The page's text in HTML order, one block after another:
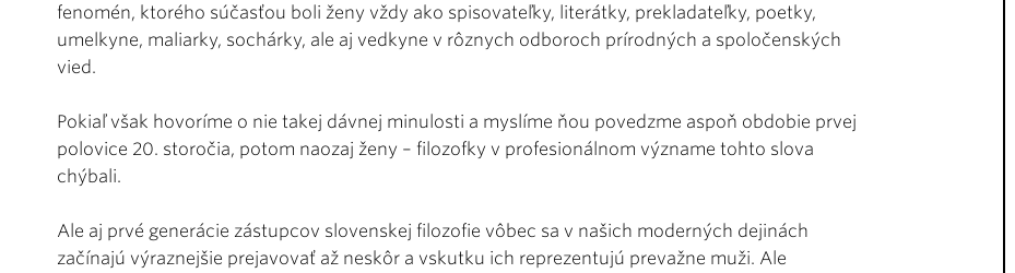
fenomén, ktorého súčasťou boli ženy vždy ako spisovateľky, literátky, prekladateľky, poetky,
umelkyne, maliarky, sochárky, ale aj vedkyne v rôznych odboroch prírodných a spoločenských
vied.
Pokiaľ však hovoríme o nie takej dávnej minulosti a myslíme ňou povedzme aspoň obdobie prvej
polovice 20. storočia, potom naozaj ženy – filozofky v profesionálnom význame tohto slova
chýbali.
Ale aj prvé generácie zástupcov slovenskej filozofie vôbec sa v našich moderných dejinách
začínajú výraznejšie prejavovať až neskôr a vskutku ich reprezentujú prevažne muži. Ale